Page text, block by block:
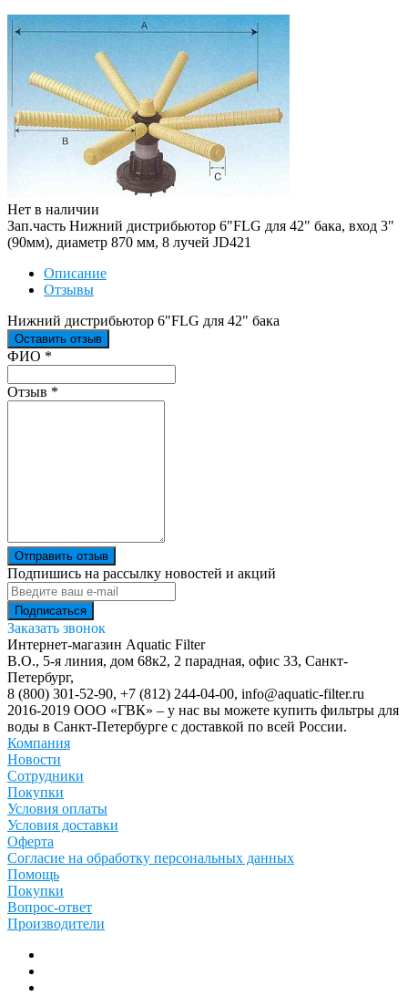
Нет в наличии
Зап.часть Нижний дистрибьютор 6"FLG для 42" бака, вход 3"
(90мм), диаметр 870 мм, 8 лучей JD421
Описание
Отзывы
Нижний дистрибьютор 6"FLG для 42" бака
Оставить отзыв
Ваш отзыв был отправлен!
ФИО *
Отзыв *
Отправить отзыв
Подпишись на рассылку новостей и акций
Заказать звонок
Интернет-магазин Aquatic Filter
В.О., 5-я линия, дом 68к2, 2 парадная, офис 33, Санкт-
Петербург,
8 (800) 301-52-90, +7 (812) 244-04-00, info@aquatic-filter.ru
2016-2019 ООО «ГВК» – у нас вы можете купить фильтры для
воды в Санкт-Петербурге с доставкой по всей России.
Компания
Новости
Сотрудники
Покупки
Условия оплаты
Условия доставки
Оферта
Согласие на обработку персональных данных
Помощь
Покупки
Вопрос-ответ
Производители